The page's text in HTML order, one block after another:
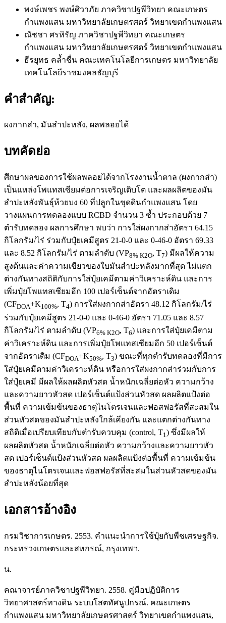
พงษ์เพชร พงษ์ศิวาภัย ภาควิชาปฐพีวิทยา คณะเกษตร
กำแพงแสน มหาวิทยาลัยเกษตรศตร์ วิทยาเขตกำแพงแสน
ณัชชา ศรหิรัญ ภาควิชาปฐพีวิทยา คณะเกษตร
กำแพงแสน มหาวิทยาลัยเกษตรศตร์ วิทยาเขตกำแพงแสน
ธีรยุทธ คล้ำชื่น คณะเทคโนโลยีการเกษตร มหาวิทยาลัย
เทคโนโลยีราชมงคลธัญบุรี
คำสำคัญ:
ผงกากส่า, มันสำปะหลัง, ผลพลอยได้
บทคัดย่อ
ศึกษาผลของการใช้ผลพลอยได้จากโรงงานน้ำตาล (ผงกากส่า)
เป็นแหล่งโพแทสเซียมต่อการเจริญเติบโต และผลผลิตของมัน
สำปะหลังพันธุ์ห้วยบง 60 ที่ปลูกในชุดดินกำแพงแสน โดย
วางแผนการทดลองแบบ RCBD จำนวน 3 ซ้ำ ประกอบด้วย 7
ตำรับทดลอง ผลการศึกษา พบว่า การใส่ผงกากส่าอัตรา 64.15
กิโลกรัม/ไร่ ร่วมกับปุ๋ยเคมีสูตร 21-0-0 และ 0-46-0 อัตรา 69.33
และ 8.52 กิโลกรัม/ไร่ ตามลำดับ (VP8% K2O, T7) มีผลให้ความ
สูงต้นและค่าความเขียวของใบมันสำปะหลังมากที่สุด ไม่แตก
ต่างกันทางสถิติกับการใส่ปุ๋ยเคมีตามค่าวิเคราะห์ดิน และการ
เพิ่มปุ๋ยโพแทสเซียมอีก 100 เปอร์เซ็นต์จากอัตราเดิม
(CFDOA+K100%, T4) การใส่ผงกากส่าอัตรา 48.12 กิโลกรัม/ไร่
ร่วมกับปุ๋ยเคมีสูตร 21-0-0 และ 0-46-0 อัตรา 71.05 และ 8.57
กิโลกรัม/ไร่ ตามลำดับ (VP6% K2O, T6) และการใส่ปุ๋ยเคมีตาม
ค่าวิเคราะห์ดิน และการเพิ่มปุ๋ยโพแทสเซียมอีก 50 เปอร์เซ็นต์
จากอัตราเดิม (CFDOA+K50%, T3) ขณะที่ทุกตำรับทดลองที่มีการ
ใส่ปุ๋ยเคมีตามค่าวิเคราะห์ดิน หรือการใส่ผงกากส่าร่วมกับการ
ใส่ปุ๋ยเคมี มีผลให้ผลผลิตหัวสด น้ำหนักเฉลี่ยต่อหัว ความกว้าง
และความยาวหัวสด เปอร์เซ็นต์แป้งส่วนหัวสด ผลผลิตแป้งต่อ
พื้นที่ ความเข้มข้นของธาตุไนโตรเจนและฟอสฟอรัสที่สะสมใน
ส่วนหัวสดของมันสำปะหลังใกล้เคียงกัน และแตกต่างกันทาง
สถิติเมื่อเปรียบเทียบกับตำรับควบคุม (control, T1) ซึ่งมีผลให้
ผลผลิตหัวสด น้ำหนักเฉลี่ยต่อหัว ความกว้างและความยาวหัว
สด เปอร์เซ็นต์แป้งส่วนหัวสด ผลผลิตแป้งต่อพื้นที่ ความเข้มข้น
ของธาตุไนโตรเจนและฟอสฟอรัสที่สะสมในส่วนหัวสดของมัน
สำปะหลังน้อยที่สุด
เอกสารอ้างอิง
กรมวิชาการเกษตร. 2553. คำแนะนำการใช้ปุ๋ยกับพืชเศรษฐกิจ.
กระทรวงเกษตรและสหกรณ์, กรุงเทพฯ.
น.
คณาจารย์ภาควิชาปฐพีวิทยา. 2558. คู่มือปฏิบัติการ
วิทยาศาสตร์ทางดิน ระบบโสตทัศนูปกรณ์. คณะเกษตร
กำแพงแสน มหาวิทยาลัยเกษตรศาสตร์ วิทยาเขตกำแพงแสน,